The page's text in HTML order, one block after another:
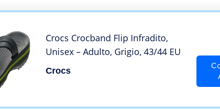
Crocs Crocband Flip Infradito,
Unisex – Adulto, Grigio, 43/44 EU
Crocs